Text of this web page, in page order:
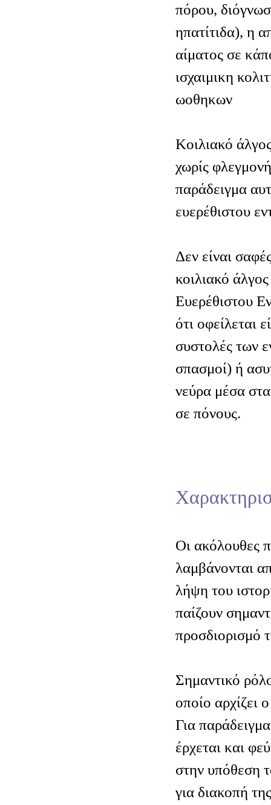
πόρου,
ηπατίτιδα), η
αίματος σε
ισχαιμικη
ωοθηκων
Κοιλιακό
χωρίς
παράδειγμα
ευερέθιστου
Δεν είναι
κοιλιακό
Ευερέθιστου
ότι οφείλεται
συστολές των
σπασμοί) ή
νεύρα μέσα
σε πόνους.
Οι ακόλουθες
λαμβάνονται
λήψη του
παίζουν
προσδιορισμό
Σημαντικό
οποίο αρχίζει
Για
έρχεται και
στην υπόθεση
για διακοπή